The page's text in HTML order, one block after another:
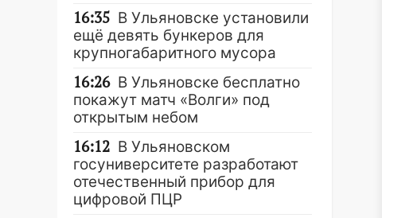
16:35 В Ульяновске установили
ещё девять бункеров для
крупногабаритного мусора
16:26 В Ульяновске бесплатно
покажут матч «Волги» под
открытым небом
16:12 В Ульяновском
госуниверситете разработают
отечественный прибор для
цифровой ПЦР